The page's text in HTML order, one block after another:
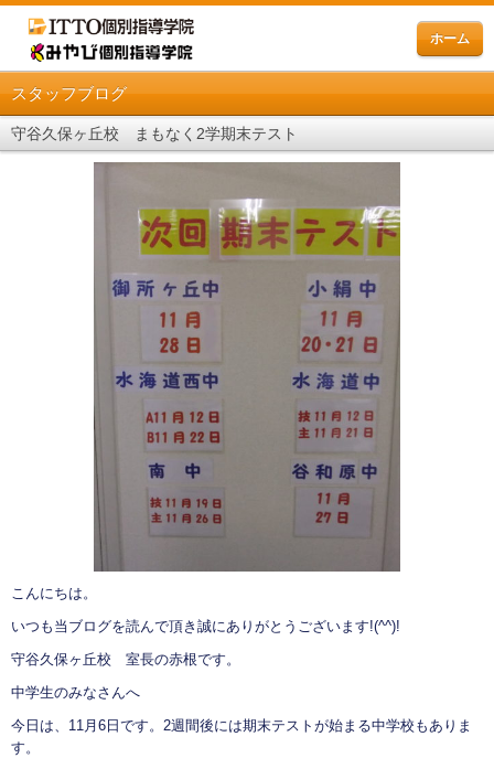
ホーム
スタッフブログ
守谷久保ヶ丘校 まもなく2学期末テスト
こんにちは。
いつも当ブログを読んで頂き誠にありがとうございます!(^^)!
守谷久保ヶ丘校 室長の赤根です。
中学生のみなさんへ
今日は、11月6日です。2週間後には期末テストが始まる中学校もありま
す。